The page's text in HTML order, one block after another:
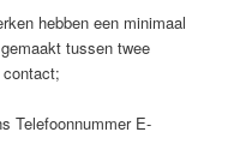
hebben een minimaal
tussen twee
Telefoonnummer E-